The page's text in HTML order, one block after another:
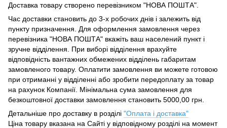
Доставка товару створено перевізником "НОВА ПОШТА".
Час доставки становить до 3-х робочих днів і залежить від
пункту призначення. Для оформлення замовлення через
перевізника "НОВА ПОШТА" вкажіть ваш населений пункт і
зручне відділення.
При виборі відділення врахуйте
відповідність вантажних обмежених відділень габаритам
замовленого товару. Оплатити замовлення ви можете готовою
при отриманні у відділенні або зробити передоплату за товар
на рахунок Компанії. Мінімальна сума замовлення для
безкоштовної доставки замовлення становить 5000,00 грн.
Детальніше про доставку в розділі "Оплата і доставка"
Ціна товару вказана на Сайті у відповідному розділі на момент